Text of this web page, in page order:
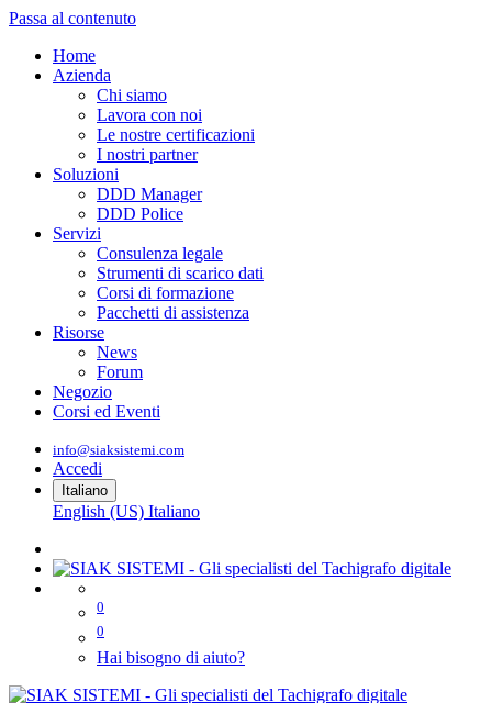
Passa al contenuto
Home
Azienda
Chi siamo
Lavora con noi
Le nostre certificazioni
I nostri partner
Soluzioni
DDD Manager
DDD Police
Servizi
Consulenza legale
Strumenti di scarico dati
Corsi di formazione
Pacchetti di assistenza
Risorse
News
Forum
Negozio
Corsi ed Eventi
info@siaksistemi.com
Accedi
Italiano
English (US) Italiano
0
0
Hai bisogno di aiuto?